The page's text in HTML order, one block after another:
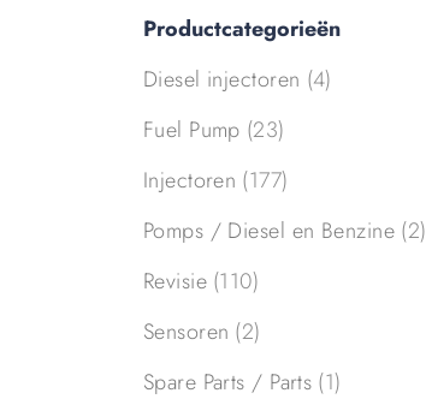
Productcategorieën
Diesel injectoren (4)
Fuel Pump (23)
Injectoren (177)
Pomps / Diesel en Benzine (2)
Revisie (110)
Sensoren (2)
Spare Parts / Parts (1)